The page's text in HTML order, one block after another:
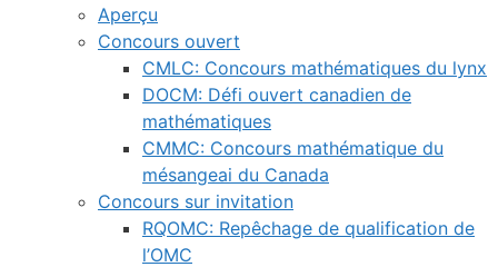
Aperçu
Concours ouvert
CMLC: Concours mathématiques du lynx
DOCM: Défi ouvert canadien de
mathématiques
CMMC: Concours mathématique du
mésangeai du Canada
Concours sur invitation
RQOMC: Repêchage de qualification de
l’OMC